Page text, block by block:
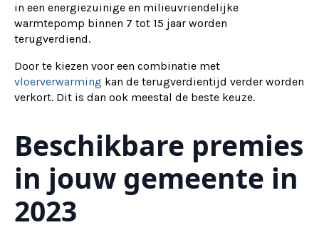
in een energiezuinige en milieuvriendelijke
warmtepomp binnen 7 tot 15 jaar worden
terugverdiend.
Door te kiezen voor een combinatie met
vloerverwarming kan de terugverdientijd verder worden
verkort. Dit is dan ook meestal de beste keuze.
Beschikbare premies
in jouw gemeente in
2023